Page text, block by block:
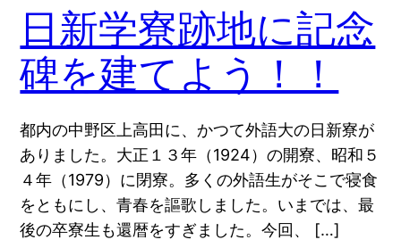
日新学寮跡地に記念
碑を建てよう！！
都内の中野区上高田に、かつて外語大の日新寮が
ありました。大正１３年（1924）の開寮、昭和５
４年（1979）に閉寮。多くの外語生がそこで寝食
をともにし、青春を謳歌しました。いまでは、最
後の卒寮生も還暦をすぎました。今回、 […]